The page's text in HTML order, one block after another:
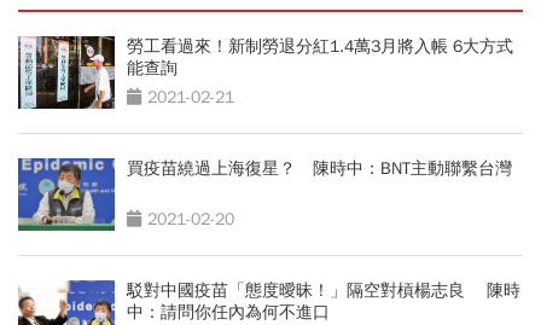
勞工看過來！新制勞退分紅1.4萬3月將入帳 6大方式
能查詢
2021-02-21
買疫苗繞過上海復星？ 陳時中：BNT主動聯繫台灣
2021-02-20
駁對中國疫苗「態度曖昧！」隔空對槓楊志良 陳時
中：請問你任內為何不進口